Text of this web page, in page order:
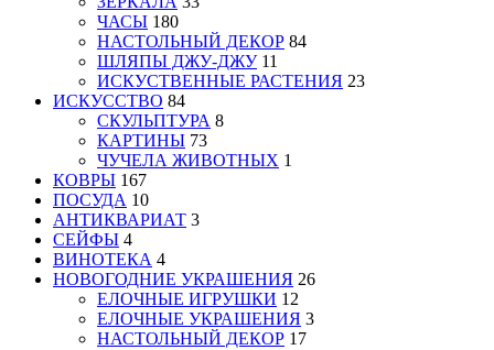
ЧАСЫ 180
НАСТОЛЬНЫЙ ДЕКОР 84
ШЛЯПЫ ДЖУ-ДЖУ 11
ИСКУСТВЕННЫЕ РАСТЕНИЯ 23
ИСКУССТВО 84
СКУЛЬПТУРА 8
КАРТИНЫ 73
ЧУЧЕЛА ЖИВОТНЫХ 1
КОВРЫ 167
ПОСУДА 10
АНТИКВАРИАТ 3
СЕЙФЫ 4
ВИНОТЕКА 4
НОВОГОДНИЕ УКРАШЕНИЯ 26
ЕЛОЧНЫЕ ИГРУШКИ 12
ЕЛОЧНЫЕ УКРАШЕНИЯ 3
НАСТОЛЬНЫЙ ДЕКОР 17